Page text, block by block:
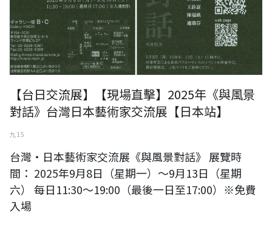
【台日交流展】【現場直擊】2025年《與風景
對話》台灣日本藝術家交流展【日本站】
九 15
台灣・日本藝術家交流展《與風景對話》 展覽時
間： 2025年9月8日（星期一）～9月13日（星期
六） 每日11:30～19:00（最後一日至17:00）※免費
入場